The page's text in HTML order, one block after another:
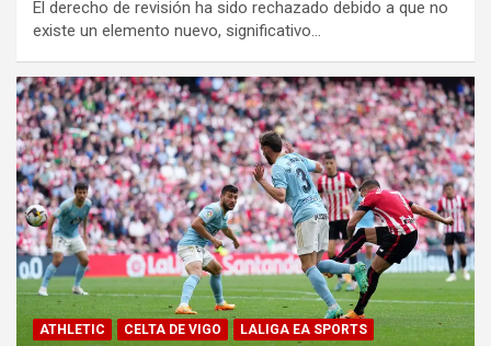
El derecho de revisión ha sido rechazado debido a que no
existe un elemento nuevo, significativo…
ATHLETIC CELTA DE VIGO LALIGA EA SPORTS